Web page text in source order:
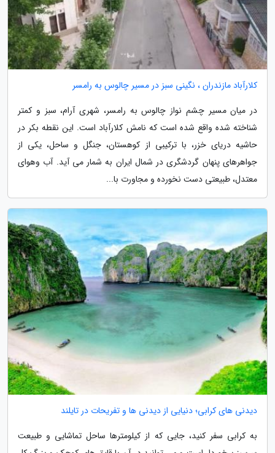
کلارآباد مازندران ، نگینی سبز در مسیر چالوس به رامسر
در میان مسیر چشم نواز چالوس به رامسر، شهری آرام، سبز و کمتر
شناخته شده واقع شده است که نامش کلارآباد است. این نقطه بکر در
حاشیه دریای خزر، با ترکیبی از کوهستان، جنگل و ساحل، یکی از
جواهرهای پنهان گردشگری در شمال ایران به شمار می آید. آب وهوای
معتدل، طبیعتی دست نخورده و مجاورت با...
دیدنی های کرابی؛ دنیایی از دیدنی ها و تفریحات در تایلند
به کرابی سفر کنید، جایی که از کیلومترها ساحل تماشایی و طبیعت